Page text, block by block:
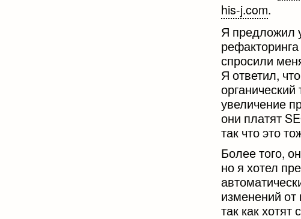
his-j.com.
Я предложил
спросили
Я ответил,
увеличение
они платят
так что это
Более того,
но я хотел
изменений от
так как